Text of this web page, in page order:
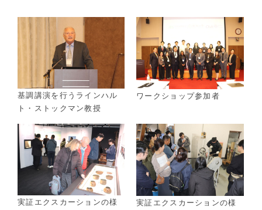
基調講演を行うラインハル
ト・ストックマン教授
ワークショップ参加者
実証エクスカーションの様
実証エクスカーションの様